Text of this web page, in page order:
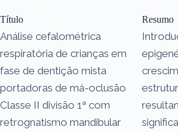
Título
Análise cefalométrica
respiratória de crianças em
fase de dentição mista
portadoras de má-oclusão
Classe II divisão 1ª com
retrognatismo mandibular
Resumo